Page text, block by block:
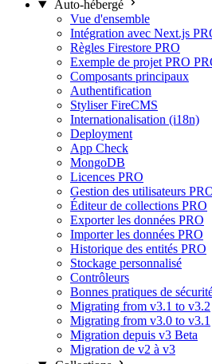
Auto-hébergé
Vue d'ensemble
Intégration avec Next.js
Règles Firestore PRO
Exemple de projet PRO
Composants principaux
Authentification
Styliser FireCMS
Internationalisation (i18n)
Deployment
App Check
MongoDB
Licences PRO
Gestion des utilisateurs
Éditeur de collections PRO
Exporter les données PRO
Importer les données PRO
Historique des entités PRO
Stockage personnalisé
Contrôleurs
Bonnes pratiques de
Migrating from v3.1 to v3.2
Migrating from v3.0 to v3.1
Migration depuis v3 Beta
Migration de v2 à v3